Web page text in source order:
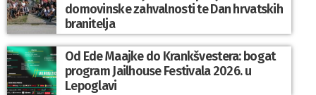
domovinske zahvalnosti te Dan hrvatskih
branitelja
Od Ede Maajke do Krankšvestera: bogat
program Jailhouse Festivala 2026. u
Lepoglavi